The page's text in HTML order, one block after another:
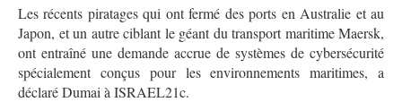
Les récents piratages qui ont fermé des ports en Australie et au
Japon, et un autre ciblant le géant du transport maritime Maersk,
ont entraîné une demande accrue de systèmes de cybersécurité
spécialement conçus pour les environnements maritimes, a
déclaré Dumai à ISRAEL21c.